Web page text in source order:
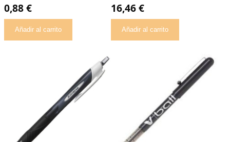
0,88 €
Añadir al carrito
16,46 €
Añadir al carrito